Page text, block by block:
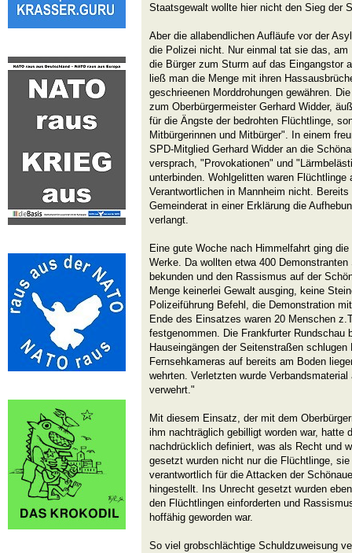
Staatsgewalt wollte hier nicht den Sieg der
Aber die allabendlichen Aufläufe vor der
die Polizei nicht. Nur einmal tat sie das,
die Bürger zum Sturm auf das Eingangstor
ließ man die Menge mit ihren
geschrieenen Morddrohungen gewähren.
zum Oberbürgermeister Gerhard Widder,
für die Ängste der bedrohten Flüchtlinge,
Mitbürgerinnen und Mitbürger". In einem
SPD-Mitglied Gerhard Widder an die
versprach, "Provokationen" und
unterbinden. Wohlgelitten waren Flüchtlinge
Verantwortlichen in Mannheim nicht.
Gemeinderat in einer Erklärung die
verlangt.
Eine gute Woche nach Himmelfahrt ging
Werke. Da wollten etwa 400
bekunden und den Rassismus auf der
Menge keinerlei Gewalt ausging, keine
Polizeiführung Befehl, die Demonstration
Ende des Einsatzes waren 20 Menschen
festgenommen. Die Frankfurter Rundschau
Hauseingängen der Seitenstraßen
Fernsehkameras auf bereits am Boden
wehrten. Verletzten wurde
verwehrt."
Mit diesem Einsatz, der mit dem
ihm nachträglich gebilligt worden war, hatte
nachdrücklich definiert, was als Recht und
gesetzt wurden nicht nur die Flüchtlinge,
verantwortlich für die Attacken der
hingestellt. Ins Unrecht gesetzt wurden
den Flüchtlingen einforderten und
hoffähig geworden war.
So viel grobschlächtige Schuldzuweisung